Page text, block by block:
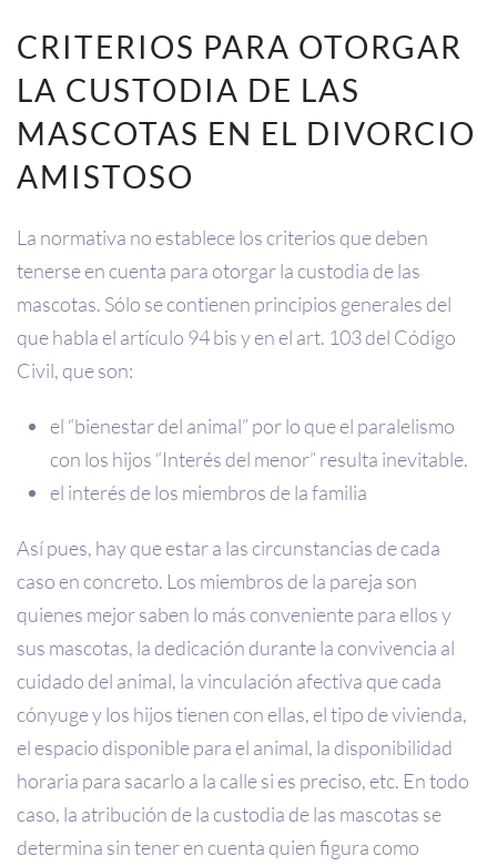
CRITERIOS PARA OTORGAR
LA CUSTODIA DE LAS
MASCOTAS EN EL DIVORCIO
AMISTOSO
La normativa no establece los criterios que deben
tenerse en cuenta para otorgar la custodia de las
mascotas. Sólo se contienen principios generales del
que habla el artículo 94 bis y en el art. 103 del Código
Civil, que son:
el “bienestar del animal” por lo que el paralelismo
con los hijos “Interés del menor” resulta inevitable.
el interés de los miembros de la familia
Así pues, hay que estar a las circunstancias de cada
caso en concreto. Los miembros de la pareja son
quienes mejor saben lo más conveniente para ellos y
sus mascotas, la dedicación durante la convivencia al
cuidado del animal, la vinculación afectiva que cada
cónyuge y los hijos tienen con ellas, el tipo de vivienda,
el espacio disponible para el animal, la disponibilidad
horaria para sacarlo a la calle si es preciso, etc. En todo
caso, la atribución de la custodia de las mascotas se
determina sin tener en cuenta quien figura como